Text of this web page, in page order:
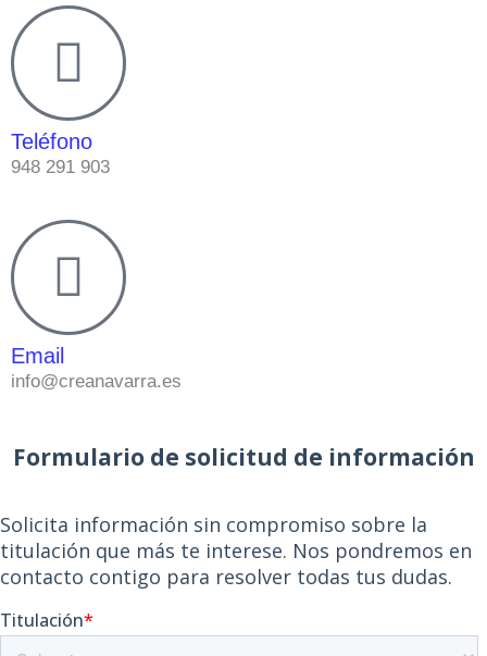
Teléfono
948 291 903
Email
info@creanavarra.es